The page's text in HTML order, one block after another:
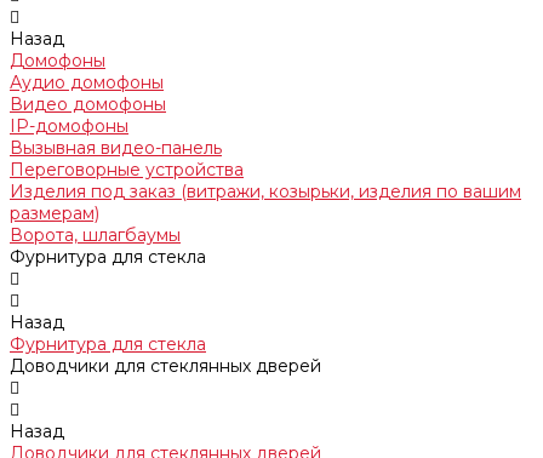
Назад
Домофоны
Аудио домофоны
Видео домофоны
IP-домофоны
Вызывная видео-панель
Переговорные устройства
Изделия под заказ (витражи, козырьки, изделия по вашим
размерам)
Ворота, шлагбаумы
Фурнитура для стекла
Назад
Фурнитура для стекла
Доводчики для стеклянных дверей
Назад
Доводчики для стеклянных дверей